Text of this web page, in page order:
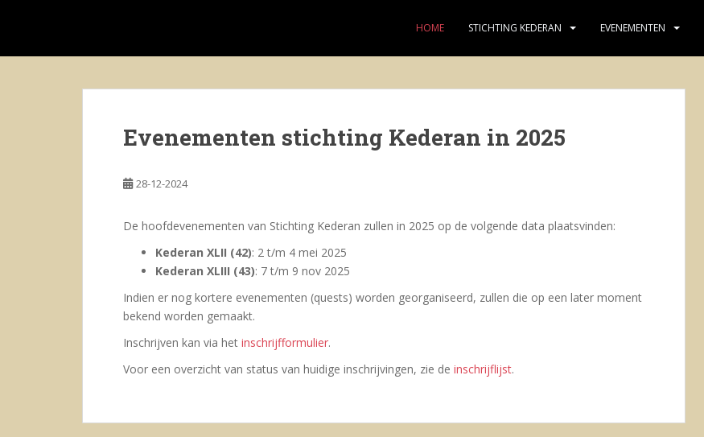
HOME STICHTING KEDERAN EVENEMENTEN
Evenementen stichting Kederan in 2025
28-12-2024
De hoofdevenementen van Stichting Kederan zullen in 2025 op de volgende data plaatsvinden:
Kederan XLII (42): 2 t/m 4 mei 2025
Kederan XLIII (43): 7 t/m 9 nov 2025
Indien er nog kortere evenementen (quests) worden georganiseerd, zullen die op een later moment
bekend worden gemaakt.
Inschrijven kan via het inschrijfformulier.
Voor een overzicht van status van huidige inschrijvingen, zie de inschrijflijst.